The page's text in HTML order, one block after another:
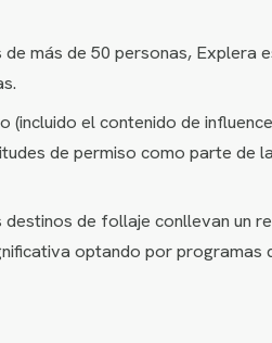
más de 50 personas, Explera
el contenido de
de permiso como parte
de follaje conllevan un
optando por